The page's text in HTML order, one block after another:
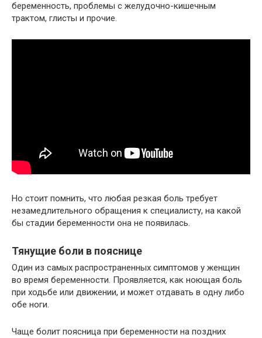
беременность, проблемы с желудочно-кишечным
трактом, глисты и прочие.
Но стоит помнить, что любая резкая боль требует
незамедлительного обращения к специалисту, на какой
бы стадии беременности она не появилась.
Тянущие боли в пояснице
Один из самых распространенных симптомов у женщин
во время беременности. Проявляется, как ноющая боль
при ходьбе или движении, и может отдавать в одну либо
обе ноги.
Чаще болит поясница при беременности на поздних